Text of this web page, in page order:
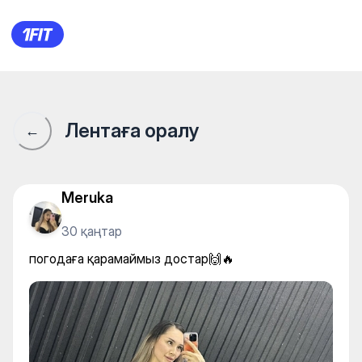
погодаға қарамаймыз
← Лентаға оралу
Meruka
30 қаңтар
погодаға қарамаймыз достар🙌🔥